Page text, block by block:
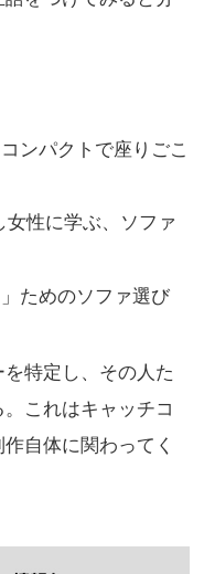
ンパクトで座りごこ
女性に学ぶ、ソファ
ためのソファ選び
特定し、その人た
これはキャッチコ
自体に関わってく